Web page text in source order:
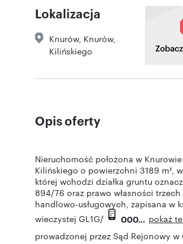
Lokalizacja
Knurów, Knurów,
Kilińskiego
Opis oferty
Nieruchomość położona w
Kilińskiego o powierzchni 3189 m², w
której wchodzi działka gruntu
894/76 oraz prawo własności
handlowo-usługowych, zapisana w
wieczystej GL1G/
000
pokaż
prowadzonej przez Sąd Rejonowy w